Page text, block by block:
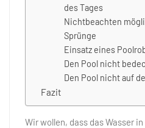
des Tages
Nichtbeachten
Sprünge
Einsatz eines
Den Pool nicht
Den Pool nicht auf
Fazit
Wir wollen, dass das Wasser